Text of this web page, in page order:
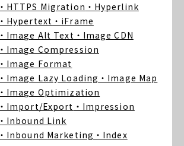
・HTTPS Migration ・Hyperlink
・Hypertext ・iFrame
・Image Alt Text ・Image CDN
・Image Compression
・Image Format
・Image Lazy Loading ・Image Map
・Image Optimization
・Import/Export ・Impression
・Inbound Link
・Inbound Marketing ・Index